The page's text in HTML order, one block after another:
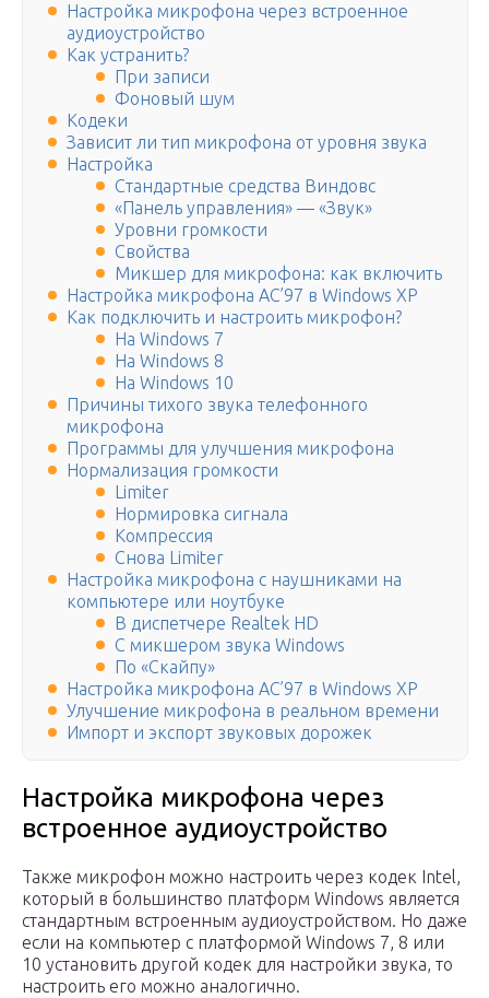
Настройка микрофона через встроенное
аудиоустройство
Как устранить?
При записи
Фоновый шум
Кодеки
Зависит ли тип микрофона от уровня звука
Настройка
Стандартные средства Виндовс
«Панель управления» — «Звук»
Уровни громкости
Свойства
Микшер для микрофона: как включить
Настройка микрофона AC’97 в Windows XP
Как подключить и настроить микрофон?
На Windows 7
На Windows 8
На Windows 10
Причины тихого звука телефонного
микрофона
Программы для улучшения микрофона
Нормализация громкости
Limiter
Нормировка сигнала
Компрессия
Снова Limiter
Настройка микрофона с наушниками на
компьютере или ноутбуке
В диспетчере Realtek HD
С микшером звука Windows
По «Скайпу»
Настройка микрофона AC’97 в Windows XP
Улучшение микрофона в реальном времени
Импорт и экспорт звуковых дорожек
Настройка микрофона через
встроенное аудиоустройство
Также микрофон можно настроить через кодек Intel,
который в большинство платформ Windows является
стандартным встроенным аудиоустройством. Но даже
если на компьютер с платформой Windows 7, 8 или
10 установить другой кодек для настройки звука, то
настроить его можно аналогично.